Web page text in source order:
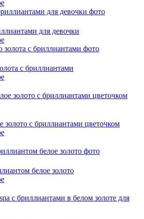
для девочки
с бриллиантами
золото с бриллиантами цветочком
белое золото